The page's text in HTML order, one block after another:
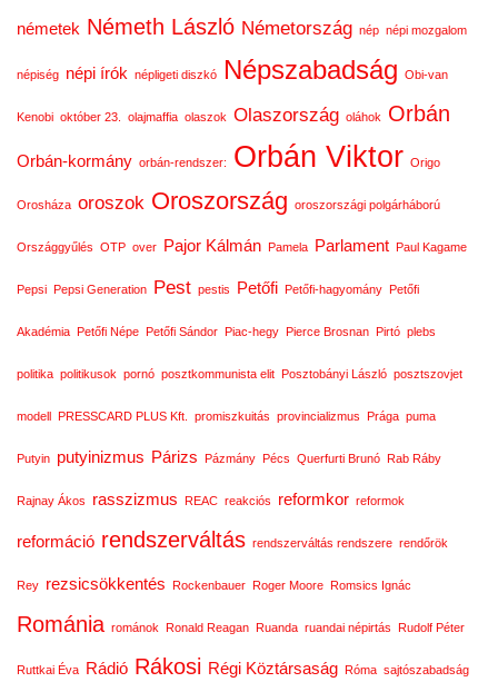
németek Németh László Németország nép népi mozgalom
népiség népi írók népligeti diszkó Népszabadság Obi-van
Kenobi október 23. olajmaffia olaszok Olaszország oláhok Orbán
Orbán-kormány orbán-rendszer: Orbán Viktor Origo
Orosháza oroszok Oroszország oroszországi polgárháború
Országgyűlés OTP over Pajor Kálmán Pamela Parlament Paul Kagame
Pepsi Pepsi Generation Pest pestis Petőfi Petőfi-hagyomány Petőfi
Akadémia Petőfi Népe Petőfi Sándor Piac-hegy Pierce Brosnan Pirtó plebs
politika politikusok pornó posztkommunista elit Posztobányi László posztszovjet
modell PRESSCARD PLUS Kft. promiszkuitás provincializmus Prága puma
Putyin putyinizmus Párizs Pázmány Pécs Querfurti Brunó Rab Ráby
Rajnay Ákos rasszizmus REAC reakciós reformkor reformok
reformáció rendszerváltás rendszerváltás rendszere rendőrök
Rey rezsicsökkentés Rockenbauer Roger Moore Romsics Ignác
Románia románok Ronald Reagan Ruanda ruandai népirtás Rudolf Péter
Ruttkai Éva Rádió Rákosi Régi Köztársaság Róma sajtószabadság